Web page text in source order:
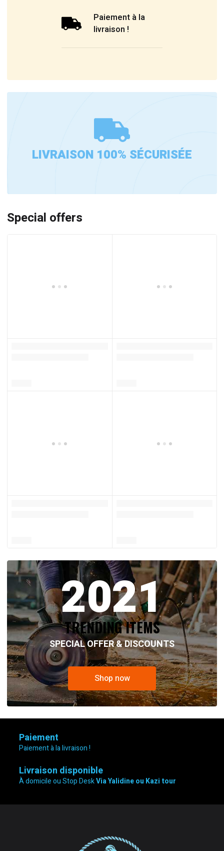
Paiement à la
livraison !
LIVRAISON 100% SÉCURISÉE
Special offers
2021
TRENDING ITEMS
SPECIAL OFFER & DISCOUNTS
Shop now
Paiement
Paiement à la livraison !
Livraison disponible
À domicile ou Stop DeskVia Yalidine ou Kazi tour